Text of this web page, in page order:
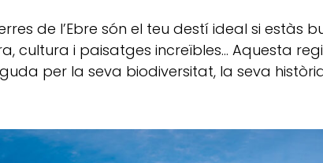
de l’Ebre són el teu destí ideal si
cultura i paisatges increïbles… Aquesta
per la seva biodiversitat, la seva